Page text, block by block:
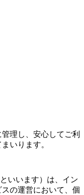
理し、安心してご利
いります。
いいます）は、イン
の運営において、個